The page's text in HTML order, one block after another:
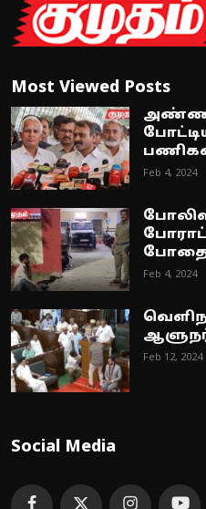
Most Viewed Posts
Feb 4, 2024
போதை
Feb 4, 2024
Feb 12, 2024
Social Media